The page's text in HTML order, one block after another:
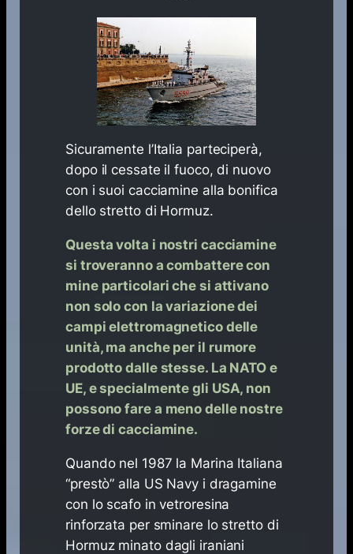
Sicuramente l’Italia parteciperà,
dopo il cessate il fuoco, di nuovo
con i suoi cacciamine alla bonifica
dello stretto di Hormuz.
Questa volta i nostri cacciamine
si troveranno a combattere con
mine particolari che si attivano
non solo con la variazione dei
campi elettromagnetico delle
unità, ma anche per il rumore
prodotto dalle stesse. La NATO e
UE, e specialmente gli USA, non
possono fare a meno delle nostre
forze di cacciamine.
Quando nel 1987 la Marina Italiana
“prestò” alla US Navy i dragamine
con lo scafo in vetroresina
rinforzata per sminare lo stretto di
Hormuz minato dagli iraniani